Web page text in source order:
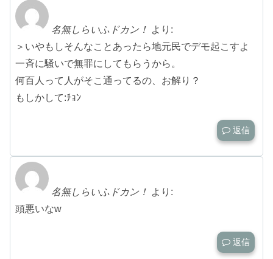
名無しらいふドカン！ より:
＞いやもしそんなことあったら地元民でデモ起こすよ
一斉に騒いで無罪にしてもらうから。
何百人って人がそこ通ってるの、お解り？
もしかして:ﾁｮﾝ
返信
名無しらいふドカン！ より:
頭悪いなw
返信